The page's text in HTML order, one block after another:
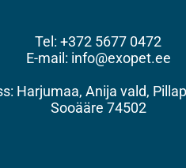
Tel: +372 5677 0472
E-mail: info@exopet.ee
Harjumaa, Anija vald,
Sooääre 74502